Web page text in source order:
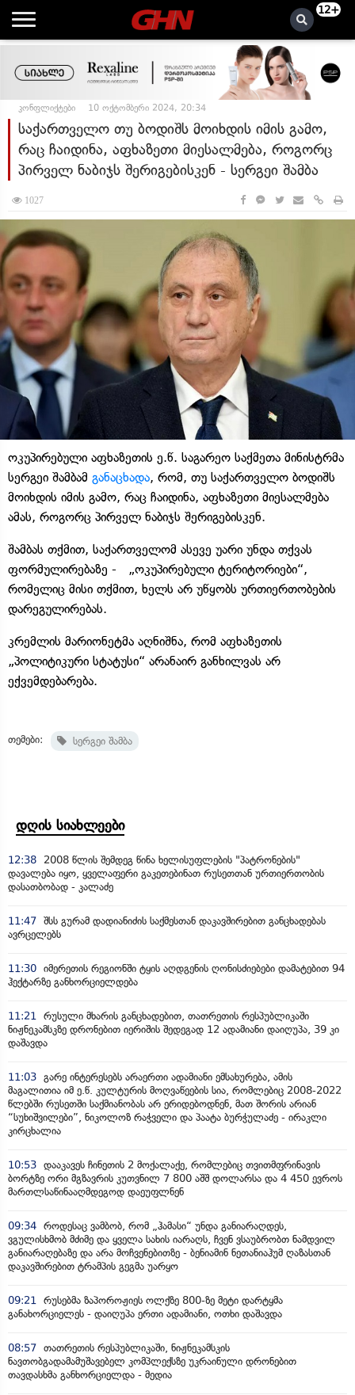
12+
კონფლიქტები 10 ოქტომბერი 2024, 20:34
საქართველო თუ ბოდიშს მოიხდის იმის გამო,
რაც ჩაიდინა, აფხაზეთი მიესალმება, როგორც
პირველ ნაბიჯს შერიგებისკენ - სერგეი შამბა
1027
ოკუპირებული აფხაზეთის ე.წ. საგარეო საქმეთა მინისტრმა
სერგეი შამბამ განაცხადა, რომ, თუ საქართველო ბოდიშს
მოიხდის იმის გამო, რაც ჩაიდინა, აფხაზეთი მიესალმება
ამას, როგორც პირველ ნაბიჯს შერიგებისკენ.
შამბას თქმით, საქართველომ ასევე უარი უნდა თქვას
ფორმულირებაზე - „ოკუპირებული ტერიტორიები“,
რომელიც მისი თქმით, ხელს არ უწყობს ურთიერთობების
დარეგულირებას.
კრემლის მარიონეტმა აღნიშნა, რომ აფხაზეთის
„პოლიტიკური სტატუსი“ არანაირ განხილვას არ
ექვემდებარება.
თემები: სერგეი შამბა
დღის სიახლეები
12:38
2008 წლის შემდეგ წინა ხელისუფლების "პატრონების"
დავალება იყო, ყველაფერი გაკეთებინათ რუსეთთან ურთიერთობის
დასათბობად - კალაძე
11:47 შსს გურამ დადიანიძის საქმესთან დაკავშირებით განცხადებას
ავრცელებს
11:30 იმერეთის რეგიონში ტყის აღდგენის ღონისძიებები დამატებით 94
ჰექტარზე განხორციელდება
11:21
რუსული მხარის განცხადებით, თათრეთის რესპუბლიკაში
ნიჟნეკამსკზე დრონებით იერიშის შედეგად 12 ადამიანი დაიღუპა, 39 კი
დაშავდა
11:03 გარე ინტერესებს არაერთი ადამიანი ემსახურება, ამის
მაგალითია იმ ე.წ. კულტურის მოღვაწეების სია, რომლებიც 2008-2022
წლებში რუსეთში საქმიანობას არ ერიდებოდნენ, მათ შორის არიან
“სუხიშვილები”, ნიკოლოზ რაჭველი და პაატა ბურჭულაძე - ირაკლი
კირცხალია
10:53 დააკავეს ჩინეთის 2 მოქალაქე, რომლებიც თვითმფრინავის
ბორტზე ორი მგზავრის კუთვნილ 7 800 აშშ დოლარსა და 4 450 ევროს
მართლსაწინააღმდეგოდ დაეუფლნენ
09:34 როდესაც ვამბობ, რომ „ჰამასი“ უნდა განიარაღდეს,
ვგულისხმობ მძიმე და ყველა სახის იარაღს, ჩვენ ვსაუბრობთ ნამდვილ
განიარაღებაზე და არა მოჩვენებითზე - ბენიამინ ნეთანიაჰუმ ღაზასთან
დაკავშირებით ტრამპის გეგმა უარყო
09:21
რუსებმა ზაპოროჟიეს ოლქზე 800-ზე მეტი დარტყმა
განახორციელეს - დაიღუპა ერთი ადამიანი, ოთხი დაშავდა
08:57 თათრეთის რესპუბლიკაში, ნიჟნეკამსკის
ნავთობგადამამუშავებელ კომპლექსზე უკრაინული დრონებით
თავდასხმა განხორციელდა - მედია